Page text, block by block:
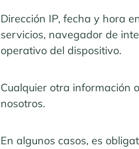
Dirección IP, fecha y hora
servicios, navegador de
operativo del dispositivo.
Cualquier otra información
nosotros.
En algunos casos, es